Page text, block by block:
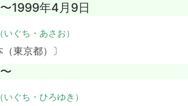
1999年4月9日
（いぐち・あさお）
東京都）〕
（いぐち・ひろゆき）